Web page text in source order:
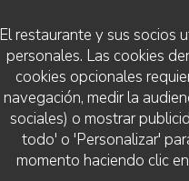
El restaurante y sus socios
personales. Las cookies
cookies opcionales
navegación, medir la
sociales) o mostrar
todo' o 'Personalizar'
momento haciendo clic